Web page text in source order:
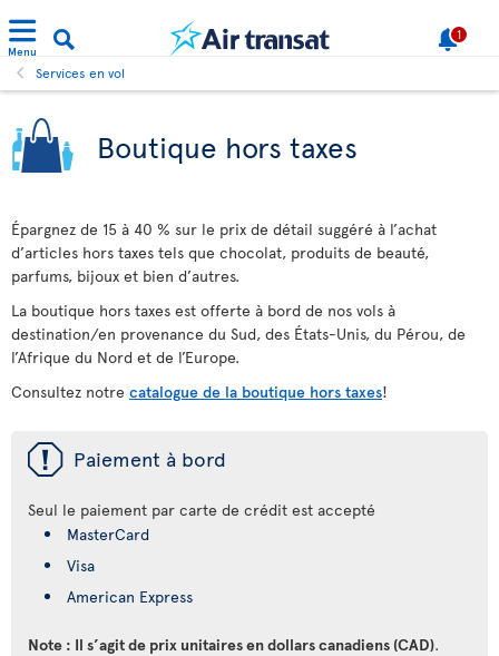
Menu
1
Services en vol
Boutique hors taxes
Épargnez de 15 à 40 % sur le prix de détail suggéré à l’achat
d’articles hors taxes tels que chocolat, produits de beauté,
parfums, bijoux et bien d’autres.
La boutique hors taxes est offerte à bord de nos vols à
destination/en provenance du Sud, des États-Unis, du Pérou, de
l’Afrique du Nord et de l’Europe.
Consultez notre catalogue de la boutique hors taxes!
ü Paiement à bord
Seul le paiement par carte de crédit est accepté
MasterCard
Visa
American Express
Note : Il s’agit de prix unitaires en dollars canadiens (CAD).